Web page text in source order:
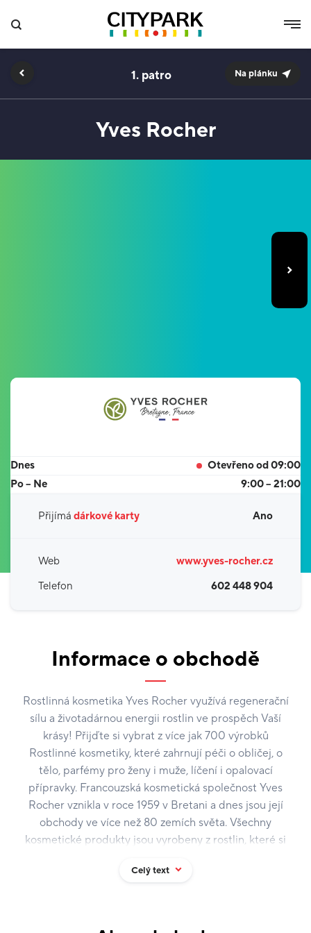
Yves Rocher
1. Na plánku
Dnes
Otevřeno od 09:00
Po – Ne
9:00 – 21:00
Přijímá dárkové karty Ano
Web
www.yves-rocher.cz
Telefon
602 448 904
Informace o obchodě
Rostlinná kosmetika Yves Rocher využívá regenerační
sílu a životadárnou energii rostlin ve prospěch Vaší
krásy! Přijďte si vybrat z více jak 700 výrobků
Rostlinné kosmetiky, které zahrnují péči o obličej, o
tělo, parfémy pro ženy i muže, líčení i opalovací
přípravky. Francouzská kosmetická společnost Yves
Rocher vznikla v roce 1959 v Bretani a dnes jsou její
obchody ve více než 80 zemích světa. Všechny
kosmetické produkty jsou vyrobeny z rostlin, které si
bezpečnostní i ekologické standardy. Výrobky
Celý text